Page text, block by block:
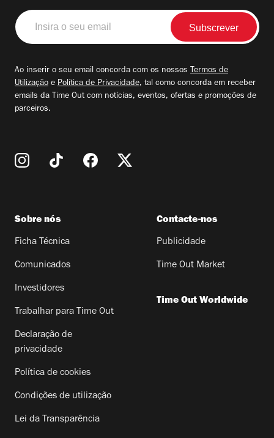
Insira
o
seu
Ao inserir o seu email concorda com os nossos Termos de
Utilização e Política de Privacidade, tal como concorda em receber
emails da Time Out com notícias, eventos, ofertas e promoções de
parceiros.
Sobre nós
Ficha Técnica
Comunicados
Investidores
Trabalhar para Time Out
Declaração de
privacidade
Política de cookies
Condições de utilização
Lei da Transparência
Contacte-nos
Publicidade
Time Out Market
Time Out Worldwide